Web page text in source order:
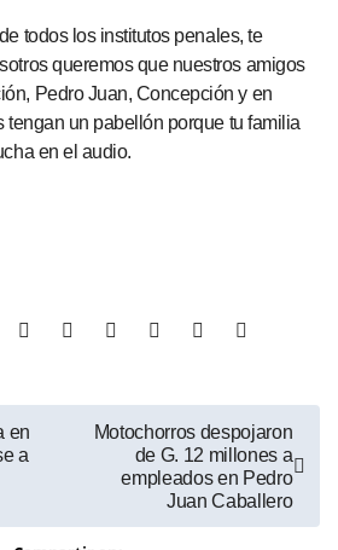
todos los institutos penales, te
queremos que nuestros amigos
Pedro Juan, Concepción y en
tengan un pabellón porque tu familia
en el audio.
en
a
Motochorros despojaron
de G. 12 millones a
empleados en Pedro
Juan Caballero